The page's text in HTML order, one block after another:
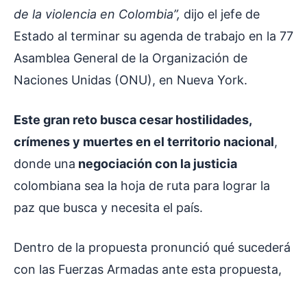
de la violencia en Colombia”, dijo el jefe de
Estado al terminar su agenda de trabajo en la 77
Asamblea General de la Organización de
Naciones Unidas (ONU), en Nueva York.
Este gran reto busca cesar hostilidades,
crímenes y muertes en el territorio nacional,
donde una negociación con la justicia
colombiana sea la hoja de ruta para lograr la
paz que busca y necesita el país.
Dentro de la propuesta pronunció qué sucederá
con las Fuerzas Armadas ante esta propuesta,